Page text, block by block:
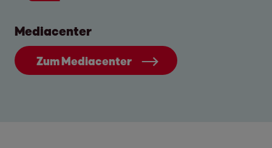
Mediacenter
Zum Mediacenter